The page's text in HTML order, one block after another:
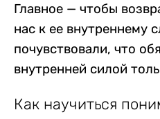
Главное — чтобы
нас к ее внутреннему
почувствовали, что
внутренней силой
Как научиться